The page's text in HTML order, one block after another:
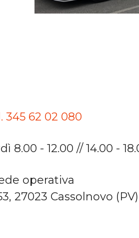
345 62 02 080
8.00 - 12.00 // 14.00 -
operativa
27023 Cassolnovo (PV)